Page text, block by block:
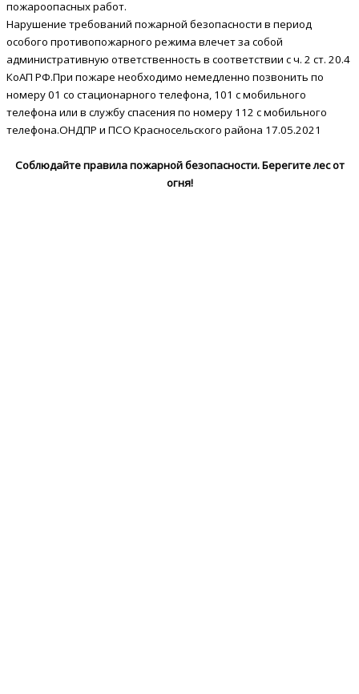
пожароопасных работ.
Нарушение требований пожарной безопасности в период
особого противопожарного режима влечет за собой
административную ответственность в соответствии с ч. 2 ст. 20.4
КоАП РФ.При пожаре необходимо немедленно позвонить по
номеру 01 со стационарного телефона, 101 с мобильного
телефона или в службу спасения по номеру 112 с мобильного
телефона.ОНДПР и ПСО Красносельского района 17.05.2021
Соблюдайте правила пожарной безопасности. Берегите лес от
огня!